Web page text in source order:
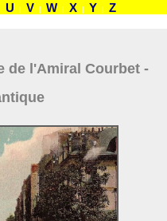
U | V | W | X | Y | Z
de l'Amiral Courbet -